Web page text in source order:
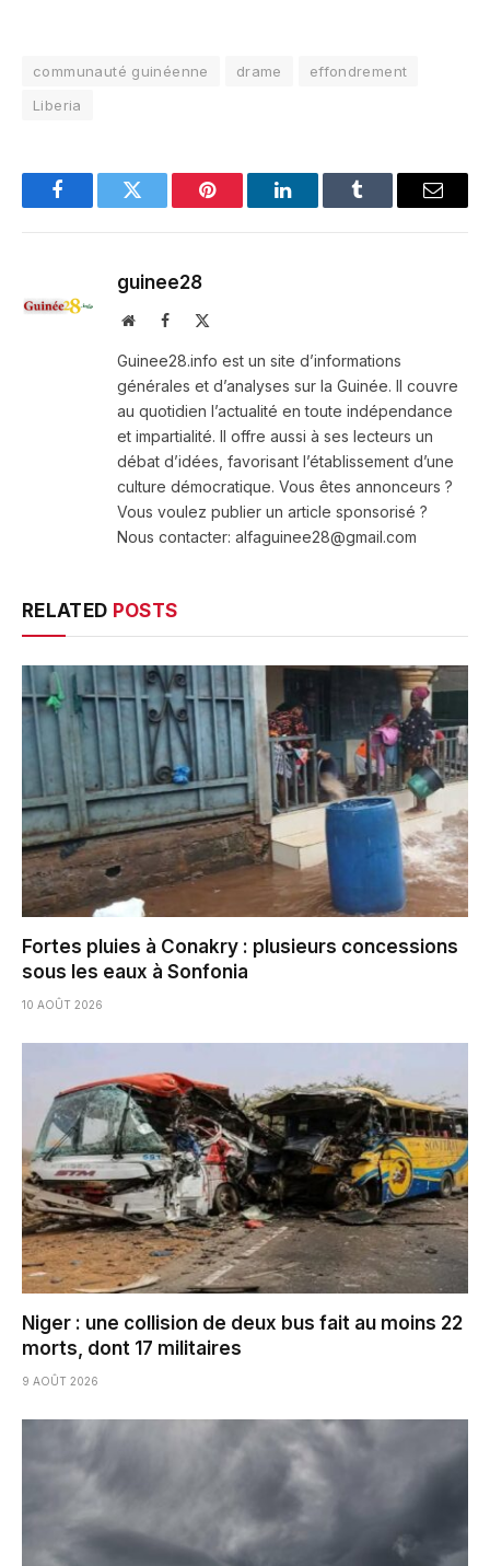
communauté guinéenne drame
effondrement
Liberia
FacebookTwitter Pinterest LinkedInTumblr Email
guinee28
WebsiteFacebook
Guinee28.info est un site d’informations
générales et d’analyses sur la Guinée. Il couvre
au quotidien l’actualité en toute indépendance
et impartialité. Il offre aussi à ses lecteurs un
débat d’idées, favorisant l’établissement d’une
culture démocratique. Vous êtes annonceurs ?
Vous voulez publier un article sponsorisé ?
Nous contacter: alfaguinee28@gmail.com
RELATED POSTS
Fortes pluies à Conakry : plusieurs concessions
sous les eaux à Sonfonia
10 AOÛT 2026
Niger : une collision de deux bus fait au moins 22
morts, dont 17 militaires
9 AOÛT 2026